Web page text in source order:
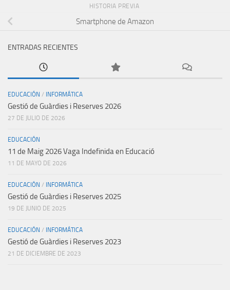
HISTORIA PREVIA
Smartphone de Amazon
ENTRADAS RECIENTES
EDUCACIÓN / INFORMÁTICA
Gestió de Guàrdies i Reserves 2026
27 DE JULIO DE 2026
EDUCACIÓN
11 de Maig 2026 Vaga Indefinida en Educació
11 DE MAYO DE 2026
EDUCACIÓN / INFORMÁTICA
Gestió de Guàrdies i Reserves 2025
19 DE JUNIO DE 2025
EDUCACIÓN / INFORMÁTICA
Gestió de Guàrdies i Reserves 2023
21 DE DICIEMBRE DE 2023